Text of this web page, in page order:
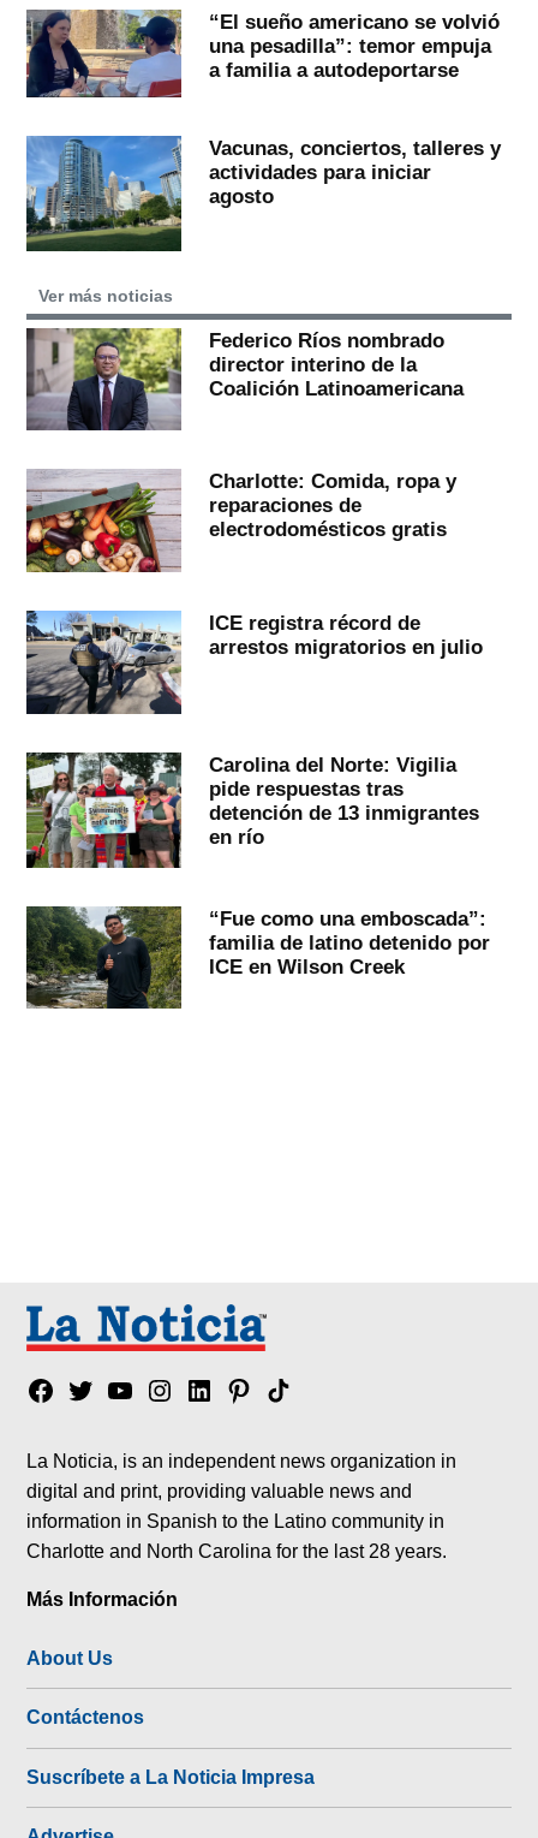
“El sueño americano se volvió
una pesadilla”: temor empuja
a familia a autodeportarse
Vacunas, conciertos, talleres y
actividades para iniciar
agosto
Ver más noticias
Federico Ríos nombrado
director interino de la
Coalición Latinoamericana
Charlotte: Comida, ropa y
reparaciones de
electrodomésticos gratis
ICE registra récord de
arrestos migratorios en julio
Carolina del Norte: Vigilia
pide respuestas tras
detención de 13 inmigrantes
en río
“Fue como una emboscada”:
familia de latino detenido por
ICE en Wilson Creek
Facebook
TwitterYouTubeInstagram
LinkedinPinterest
Tik
La Noticia, is an independent news organization in
digital and print, providing valuable news and
information in Spanish to the Latino community in
Charlotte and North Carolina for the last 28 years.
Más Información
About Us
Contáctenos
Suscríbete a La Noticia Impresa